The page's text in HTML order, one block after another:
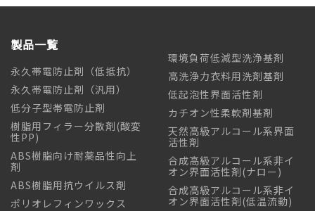
製品一覧
永久帯電防止剤（低抵抗）
永久帯電防止剤（汎用）
低分子型帯電防止剤
樹脂用フィラー分散剤(酸変
性PP)
ABS樹脂向け耐薬品性向上
剤
ABS樹脂用抗ウイルス剤
ポリオレフィンワックス
環境負荷低減型洗浄基剤
高洗浄力衣料用洗剤基剤
低起泡性界面活性剤
カチオン性柔軟剤基剤
天然高級アルコール系界面
活性剤
合成高級アルコール系非イ
オン界面活性剤(ナロー)
合成高級アルコール系非イ
オン界面活性剤(低温流動)